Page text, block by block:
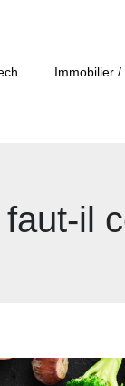
Immobilier /
il